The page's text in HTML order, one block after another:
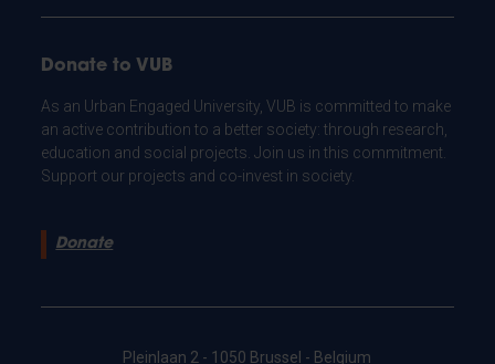
Donate to VUB
As an Urban Engaged University, VUB is committed to make
an active contribution to a better society: through research,
education and social projects. Join us in this commitment.
Support our projects and co-invest in society.
Donate
Pleinlaan 2 - 1050 Brussel - Belgium